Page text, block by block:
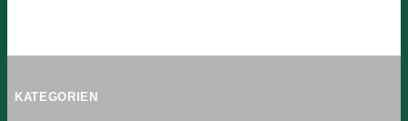
KATEGORIEN